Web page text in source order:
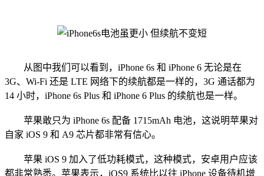
从图中我们可以看到，iPhone 6s 和 iPhone 6 无论是在
3G、Wi-Fi 还是 LTE 网络下的续航都是一样的，3G 通话都为
14 小时，iPhone 6s Plus 和 iPhone 6 Plus 的续航也是一样。
苹果敢只为 iPhone 6s 配备 1715mAh 电池，这说明苹果对
自家 iOS 9 和 A9 芯片都非常有信心。
苹果 iOS 9 加入了低功耗模式，这种模式，安卓用户应该
都非常熟悉。苹果表示，iOS9 系统比以往 iPhone 设备待机增